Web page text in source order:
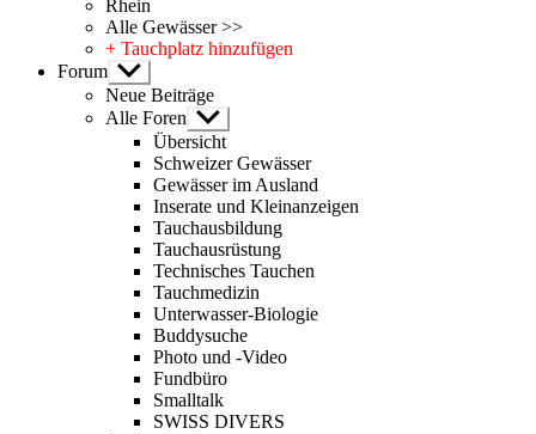
Rhein
Alle Gewässer >>
+ Tauchplatz hinzufügen
Forum Untermenü
anzeigen
Neue Beiträge
Alle Foren Untermenü
anzeigen
Übersicht
Schweizer Gewässer
Gewässer im Ausland
Inserate und Kleinanzeigen
Tauchausbildung
Tauchausrüstung
Technisches Tauchen
Tauchmedizin
Unterwasser-Biologie
Buddysuche
Photo und -Video
Fundbüro
Smalltalk
SWISS DIVERS